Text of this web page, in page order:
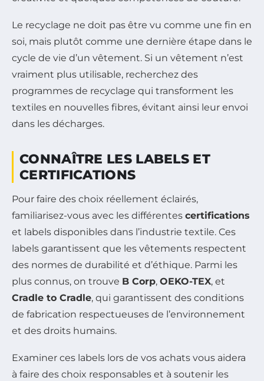
Le recyclage ne doit pas être vu comme une fin en
soi, mais plutôt comme une dernière étape dans le
cycle de vie d’un vêtement. Si un vêtement n’est
vraiment plus utilisable, recherchez des
programmes de recyclage qui transforment les
textiles en nouvelles fibres, évitant ainsi leur envoi
dans les décharges.
CONNAÎTRE LES LABELS ET
CERTIFICATIONS
Pour faire des choix réellement éclairés,
familiarisez-vous avec les différentes certifications
et labels disponibles dans l’industrie textile. Ces
labels garantissent que les vêtements respectent
des normes de durabilité et d’éthique. Parmi les
plus connus, on trouve B Corp, OEKO-TEX, et
Cradle to Cradle, qui garantissent des conditions
de fabrication respectueuses de l’environnement
et des droits humains.
Examiner ces labels lors de vos achats vous aidera
à faire des choix responsables et à soutenir les